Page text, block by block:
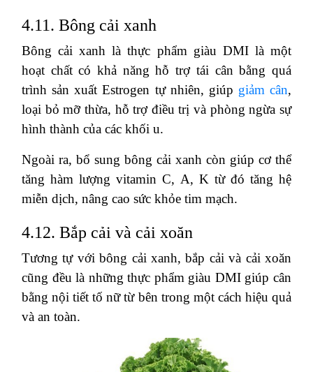
4.11. Bông cải xanh
Bông cải xanh là thực phẩm giàu DMI là một
hoạt chất có khả năng hỗ trợ tái cân bằng quá
trình sản xuất Estrogen tự nhiên, giúp giảm cân,
loại bỏ mỡ thừa, hỗ trợ điều trị và phòng ngừa sự
hình thành của các khối u.
Ngoài ra, bổ sung bông cải xanh còn giúp cơ thể
tăng hàm lượng vitamin C, A, K từ đó tăng hệ
miễn dịch, nâng cao sức khỏe tim mạch.
4.12. Bắp cải và cải xoăn
Tương tự với bông cải xanh, bắp cải và cải xoăn
cũng đều là những thực phẩm giàu DMI giúp cân
bằng nội tiết tố nữ từ bên trong một cách hiệu quả
và an toàn.